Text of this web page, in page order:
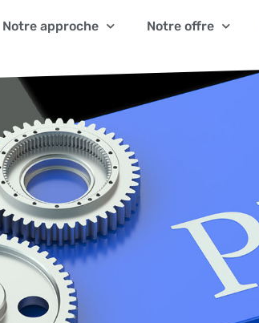
Notre approche Notre offre